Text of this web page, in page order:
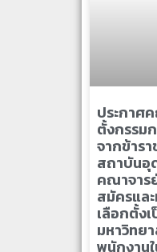
ประกาศ
ตั้งกรรม
จากข้าร
สถาบันอุ
คณาจาร
สมัครแล
เลือกตั้ง
มหาวิทย
พนักงาน